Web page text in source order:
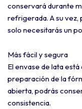
conservará durante
refrigerada. A su
solo necesitarás un
Más fácil y segura
El envase de lata
preparación de la
abierta, podrás
consistencia.